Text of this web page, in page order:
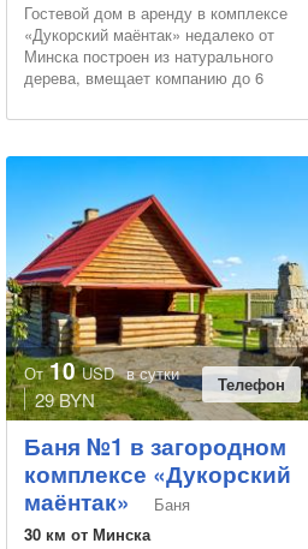
Гостевой дом в аренду в комплексе
«Дукорский маёнтак» недалеко от
Минска построен из натурального
дерева, вмещает компанию до 6
удобства, к котор...
От 10USD в сутки
29 BYN
Телефон
Баня №1 в загородном
комплексе «Дукорский
маёнтак»
Баня
30 км от Минска